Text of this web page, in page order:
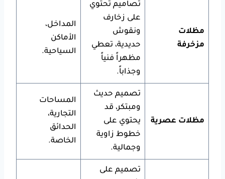
مظلات
مزخرفة
تصاميم تحتوي
على زخارف
ونقوش
حديدية، تعطي
مظهراً فنياً
وجذاباً.
المداخل،
الأماكن
السياحية.
مظلات عصرية
تصميم حديث
ومبتكر، قد
يحتوي على
خطوط زاوية
وجمالية.
المساحات
التجارية،
الحدائق
الخاصة.
تصميم على